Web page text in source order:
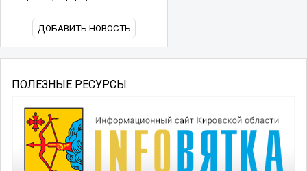
ДОБАВИТЬ НОВОСТЬ
ПОЛЕЗНЫЕ РЕСУРСЫ